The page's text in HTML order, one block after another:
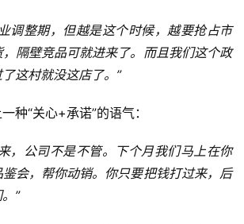
调整期，但越是这个时候，越要抢占市
隔壁竞品可就进来了。而且我们这个政
这村就没这店了。”
种“关心+承诺”的语气：
，公司不是不管。下个月我们马上在你
会，帮你动销。你只要把钱打过来，后
”